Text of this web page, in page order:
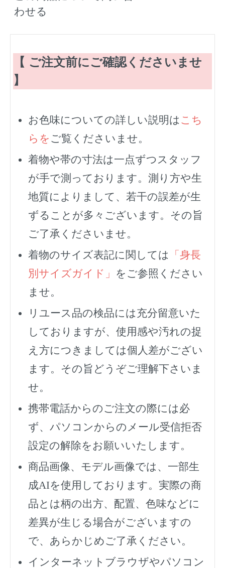
わせる
【 ご注文前にご確認くださいませ
】
お色味についての詳しい説明は こち
らを ご覧くださいませ。
着物や帯の寸法は一点ずつスタッフ
が手で測っております。測り方や生
地質によりまして、若干の誤差が生
ずることが多々ございます。その旨
ご了承くださいませ。
着物のサイズ表記に関しては
「身長
別サイズガイド」 をご参照ください
ませ。
リユース品の検品には充分留意いた
しておりますが、使用感や汚れの捉
え方につきましては個人差がござい
ます。その旨どうぞご理解下さいま
せ。
携帯電話からのご注文の際には必
ず、 パソコンからのメール受信拒否
設定の解除をお願いいたします。
商品画像、モデル画像では、一部生
成AIを使用しております。実際の商
品とは柄の出方、配置、色味などに
差異が生じる場合がございますの
で、あらかじめご了承ください。
インターネットブラウザやパソコン